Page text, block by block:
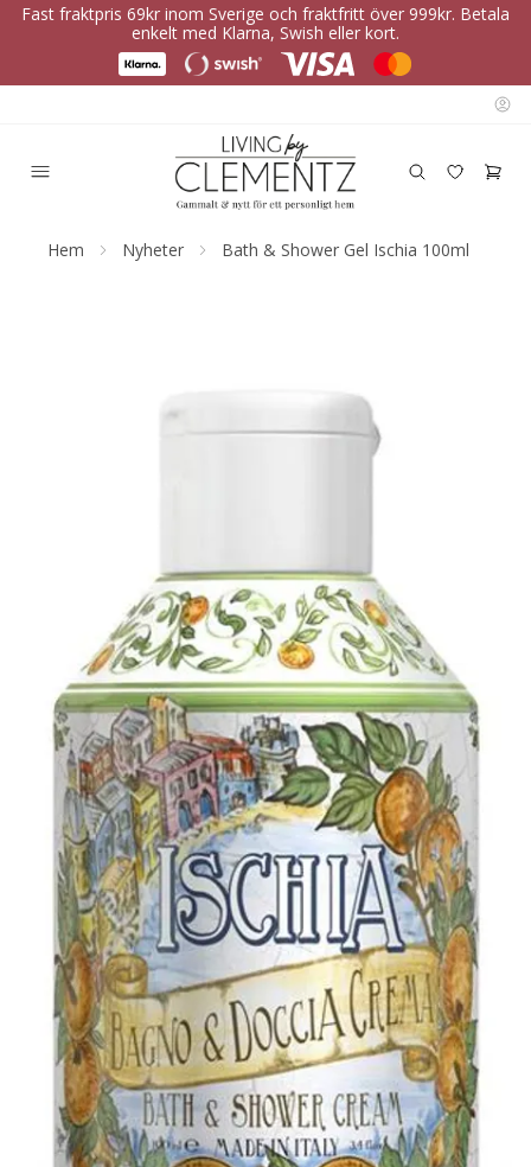
Fast fraktpris 69kr inom Sverige och fraktfritt över 999kr. Betala
enkelt med Klarna, Swish eller kort.
Hem Nyheter Bath & Shower Gel Ischia 100ml